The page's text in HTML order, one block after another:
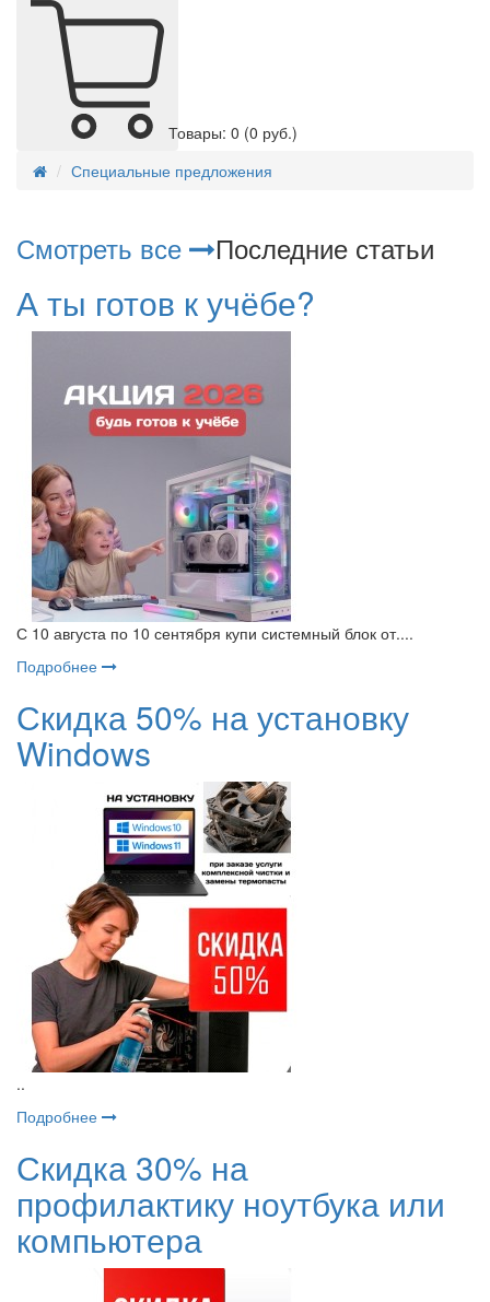
Товары: 0 (0 руб.)
Специальные предложения
Смотреть все Последние статьи
А ты готов к учёбе?
С 10 августа по 10 сентября купи системный блок от....
Подробнее
Скидка 50% на установку
Windows
..
Подробнее
Скидка 30% на
профилактику ноутбука или
компьютера